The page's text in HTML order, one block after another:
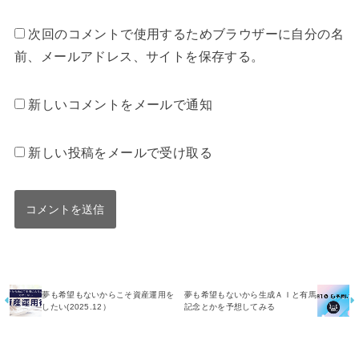
次回のコメントで使用するためブラウザーに自分の名
前、メールアドレス、サイトを保存する。
新しいコメントをメールで通知
新しい投稿をメールで受け取る
夢も希望もないからこそ資産運用を
したい(2025.12）
夢も希望もないから生成ＡＩと有馬
記念とかを予想してみる